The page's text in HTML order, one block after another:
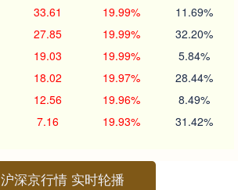
33.61 19.99% 11.69%
27.85 19.99% 32.20%
19.03 19.99% 5.84%
18.02 19.97% 28.44%
12.56 19.96% 8.49%
7.16 19.93% 31.42%
沪深京行情 实时轮播